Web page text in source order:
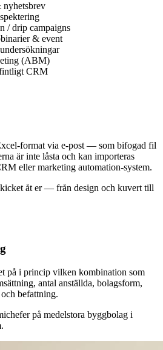
/ drip campaigns
& event
(ABM)
CRM
format via e-post — som bifogad fil
är inte låsta och kan importeras
eller marketing automation-system.
åt er — från design och kuvert till
på i princip vilken kombination som
antal anställda, bolagsform,
befattning.
på medelstora byggbolag i